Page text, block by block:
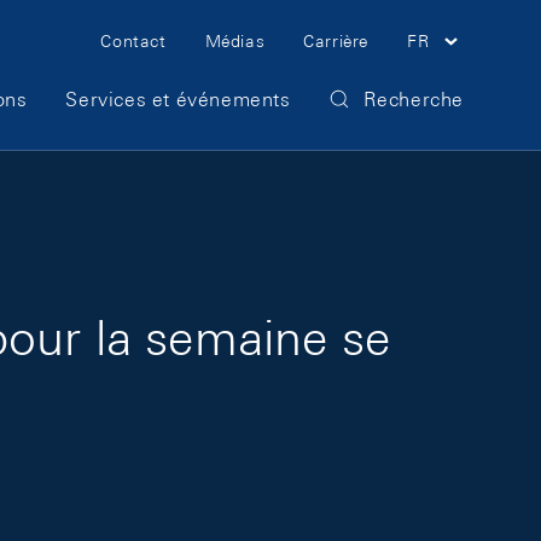
Meta Navigation
Contact Médias Carrière FR
Services et événements Recherche
la semaine se